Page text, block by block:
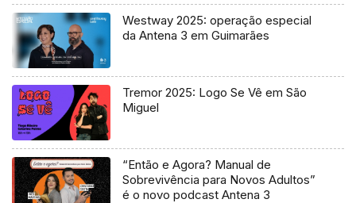
Westway 2025: operação especial
da Antena 3 em Guimarães
Tremor 2025: Logo Se Vê em São
Miguel
“Então e Agora? Manual de
Sobrevivência para Novos Adultos”
é o novo podcast Antena 3